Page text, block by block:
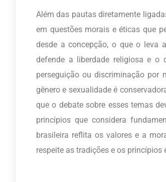
Além das pautas diretamente
em questões morais e éticas que
desde a concepção, o que o leva
defende a liberdade religiosa e o
perseguição ou discriminação por
gênero e sexualidade é
que o debate sobre esses temas
princípios que considera
brasileira reflita os valores e a
respeite as tradições e os